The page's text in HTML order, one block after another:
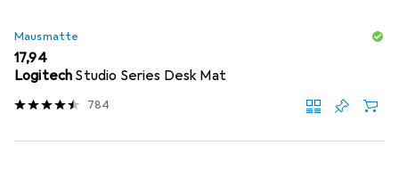
Mausmatte
EUR
17,94
Logitech Studio Series Desk Mat
784